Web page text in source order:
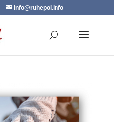
info@ruhepol.info